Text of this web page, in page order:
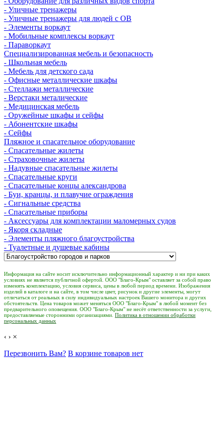
- Уличные тренажеры
- Уличные тренажеры для людей с ОВ
- Элементы воркаут
- Мобильные комплексы воркаут
- Параворкаут
Cпециализированная мебель и безопасность
- Школьная мебель
- Мебель для детского сада
- Офисные металлические шкафы
- Стеллажи металлические
- Верстаки металические
- Медицинская мебель
- Оружейные шкафы и сейфы
- Абонентские шкафы
- Сейфы
Пляжное и спасательное оборудование
- Спасательные жилеты
- Страховочные жилеты
- Надувные спасательные жилеты
- Спасательные круги
- Спасательные концы александрова
- Буи, кранцы, и плавучие ограждения
- Сигнальные средства
- Спасательные приборы
- Аксессуары для комплектации маломерных судов
- Якоря складные
- Элементы пляжного благоустройства
- Туалетные и душевые кабины
Информация на сайте носит исключительно информационный характер и ни при каких
условиях не является публичной офертой. ООО "Благо-Крым" оставляет за собой право
изменять комплектацию, условия сервиса, цены в любой период времени. Изображения
изделий в каталоге и на сайте, в том числе цвет, рисунок и другие элементы, могут
отличаться от реальных в силу индивидуальных настроек Вашего монитора и других
обстоятельств. Цена товаров может меняться ООО "Благо-Крым" в любой момент без
предварительного оповещения. ООО "Благо-Крым" не несёт ответственности за услуги,
предоставляемые сторонними организациями. Политика в отношении обработки
персональных данных
‹ › ×
Перезвонить Вам? В корзине товаров нет